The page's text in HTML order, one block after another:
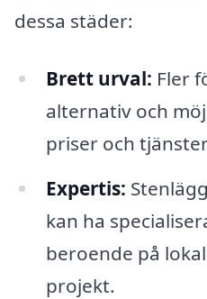
dessa städer:
Brett urval: Fler
alternativ och
priser och
Expertis:
kan ha
beroende på
projekt.